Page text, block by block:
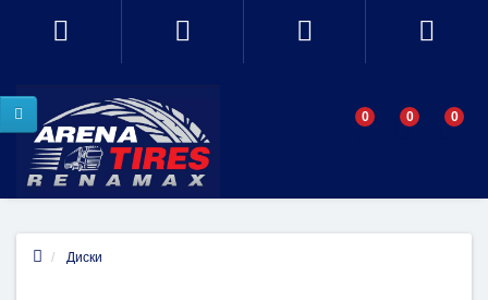
0 0 0
Диски